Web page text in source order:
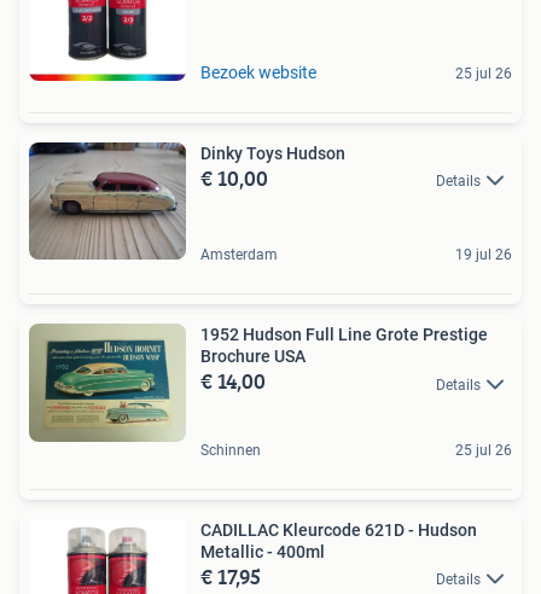
Bezoek website 25 jul 26
Dinky Toys Hudson
€ 10,00 Details
Amsterdam 19 jul 26
1952 Hudson Full Line Grote Prestige
Brochure USA
€ 14,00 Details
Schinnen 25 jul 26
CADILLAC Kleurcode 621D - Hudson
Metallic - 400ml
€ 17,95 Details